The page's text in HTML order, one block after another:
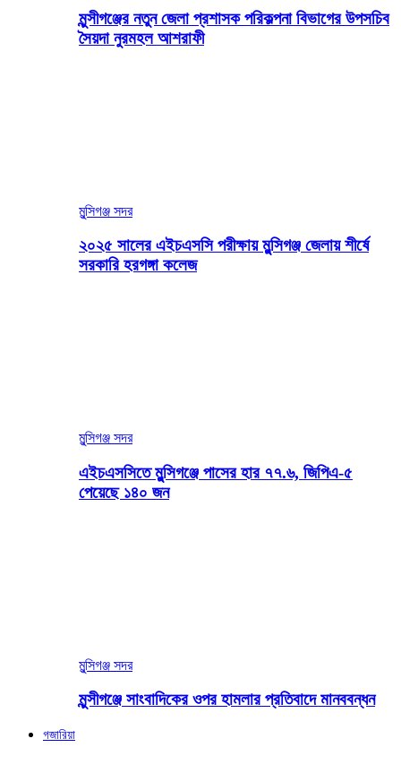
মুন্সীগঞ্জের নতুন জেলা প্রশাসক পরিকল্পনা বিভাগের উপসচিব
সৈয়দা নুরমহল আশরাফী
মুন্সিগঞ্জ সদর
২০২৫ সালের এইচএসসি পরীক্ষায় মুন্সিগঞ্জ জেলায় শীর্ষে
সরকারি হরগঙ্গা কলেজ
মুন্সিগঞ্জ সদর
এইচএসসিতে মুন্সিগঞ্জে পাসের হার ৭৭.৬, জিপিএ-৫
পেয়েছে ১৪০ জন
মুন্সিগঞ্জ সদর
মুন্সীগঞ্জে সাংবাদিকের ওপর হামলার প্রতিবাদে মানববন্ধন
গজারিয়া